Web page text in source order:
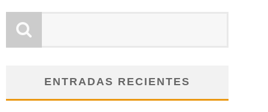
ENTRADAS RECIENTES